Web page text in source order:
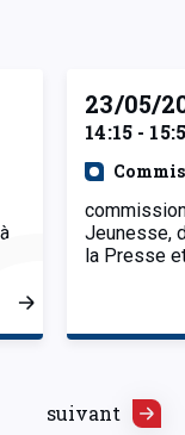
23/05/
14:15 -
Jeunesse,
la Presse
suivant